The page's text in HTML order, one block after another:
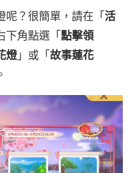
呢？很簡單，請在「 活
下角點選「 點擊領
燈」或「 故事蓮花